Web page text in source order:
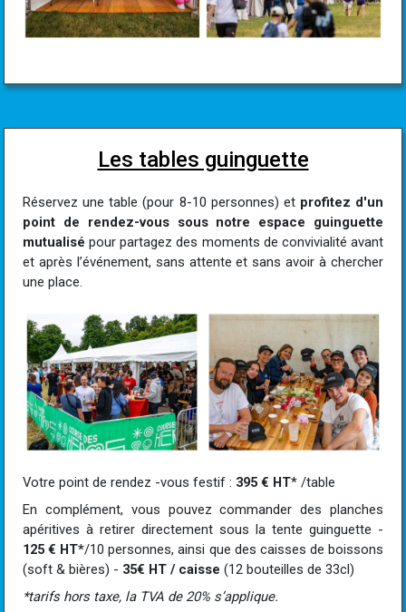
Les tables guinguette
Réservez une table (pour 8-10 personnes) et profitez d'un
point de rendez-vous sous notre espace guinguette
mutualisé pour partagez des moments de convivialité avant
et après l’événement, sans attente et sans avoir à chercher
une place.
Votre point de rendez -vous festif : 395 € HT* /table
En complément, vous pouvez commander des planches
apéritives à retirer directement sous la tente guinguette -
125 € HT*/10 personnes, ainsi que des caisses de boissons
(soft & bières) - 35€ HT / caisse (12 bouteilles de 33cl)
*tarifs hors taxe, la TVA de 20% s’applique.